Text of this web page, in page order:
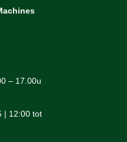
– 17.00u
| 12:00 tot